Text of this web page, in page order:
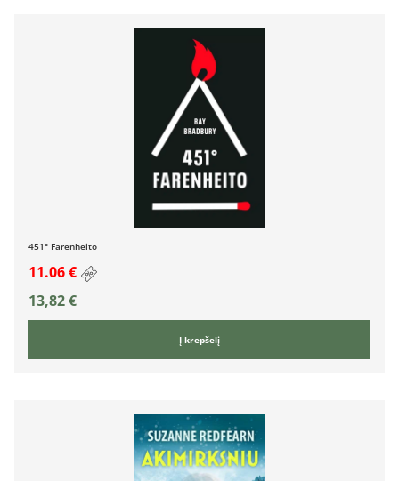
451° Farenheito
11.06 €
13,82€
Į krepšelį